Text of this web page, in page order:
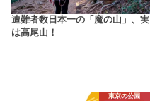
遭難者数日本一の「魔の山」、実
は高尾山！
東京の公園